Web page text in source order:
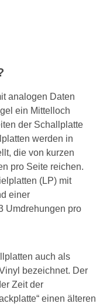
analogen Daten
ein Mittelloch
der Schallplatte
werden in
die von kurzen
pro Seite reichen.
(LP) mit
einer
Umdrehungen pro
auch als
bezeichnet. Der
Zeit der
einen älteren